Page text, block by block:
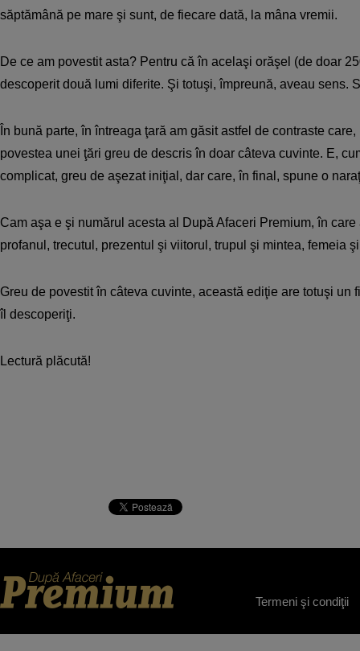
săptămână pe mare şi sunt, de fiecare dată, la mâna vremii.
De ce am povestit asta? Pentru că în acelaşi orăşel (de doar
descoperit două lumi diferite. Şi totuşi, împreună, aveau sens.
În bună parte, în întreaga ţară am găsit astfel de contraste
povestea unei ţări greu de descris în doar câteva cuvinte. E,
complicat, greu de aşezat iniţial, dar care, în final, spune o
Cam aşa e şi numărul acesta al După Afaceri Premium, în
profanul, trecutul, prezentul şi viitorul, trupul şi mintea, femeia
Greu de povestit în câteva cuvinte, această ediţie are totuşi un
îl descoperiţi.
Lectură plăcută!
Termeni şi condiţii